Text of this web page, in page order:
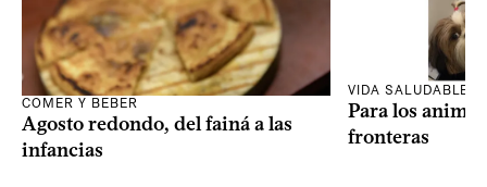
COMER Y BEBER
Agosto redondo, del fainá a las
infancias
VIDA SALUDABLE
Para los
fronteras